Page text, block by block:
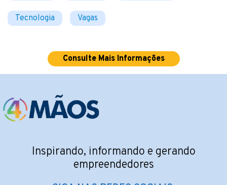
Tecnologia Vagas
Consulte Mais Informações
Inspirando, informando e gerando
empreendedores